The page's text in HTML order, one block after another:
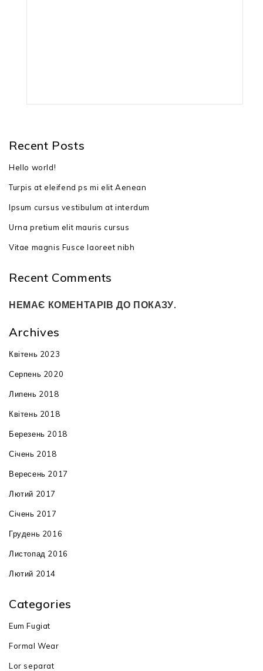
Recent Posts
Hello world!
Turpis at eleifend ps mi elit Aenean
Ipsum cursus vestibulum at interdum
Urna pretium elit mauris cursus
Vitae magnis Fusce laoreet nibh
Recent Comments
НЕМАЄ КОМЕНТАРІВ ДО ПОКАЗУ.
Archives
Квітень 2023
Серпень 2020
Липень 2018
Квітень 2018
Березень 2018
Січень 2018
Вересень 2017
Лютий 2017
Січень 2017
Грудень 2016
Листопад 2016
Лютий 2014
Categories
Eum Fugiat
Formal Wear
Lor separat